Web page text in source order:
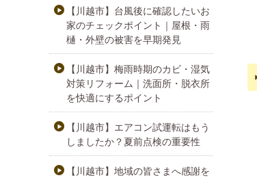
【川越市】台風後に確認したいお
家のチェックポイント｜屋根・雨
樋・外壁の被害を早期発見
【川越市】梅雨時期のカビ・湿気
対策リフォーム｜洗面所・脱衣所
を快適にするポイント
【川越市】エアコン試運転はもう
しましたか？夏前点検の重要性
【川越市】地域の皆さまへ感謝を